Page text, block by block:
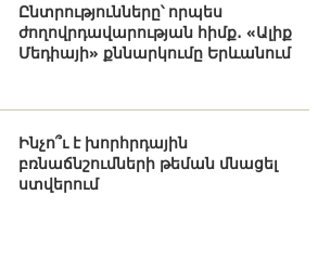
Ընտրությունները՝ որպես
ժողովրդավարության հիմք․ «Ալիք
Մեդիայի» քննարկումը Երևանում
Ինչո՞ւ է խորհրդային
բռնաճնշումների թեման մնացել
ստվերում